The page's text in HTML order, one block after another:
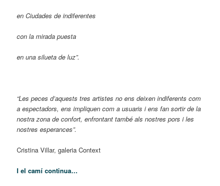
en Ciudades de indiferentes
con la mirada puesta
en una silueta de luz”.
“Les peces d’aquests tres artistes no ens deixen indiferents com
a espectadors, ens impliquen com a usuaris i ens fan sortir de la
nostra zona de confort, enfrontant també als nostres pors i les
nostres esperances”.
Cristina Villar, galeria Context
I el camí continua…